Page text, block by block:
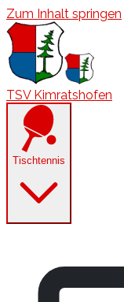
Zum Inhalt springen
TSV Kimratshofen
Tischtennis